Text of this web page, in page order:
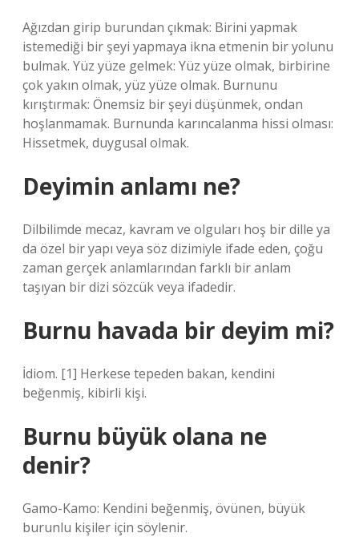
Ağızdan girip burundan çıkmak: Birini yapmak
istemediği bir şeyi yapmaya ikna etmenin bir yolunu
bulmak. Yüz yüze gelmek: Yüz yüze olmak, birbirine
çok yakın olmak, yüz yüze olmak. Burnunu
kırıştırmak: Önemsiz bir şeyi düşünmek, ondan
hoşlanmamak. Burnunda karıncalanma hissi olması:
Hissetmek, duygusal olmak.
Deyimin anlamı ne?
Dilbilimde mecaz, kavram ve olguları hoş bir dille ya
da özel bir yapı veya söz dizimiyle ifade eden, çoğu
zaman gerçek anlamlarından farklı bir anlam
taşıyan bir dizi sözcük veya ifadedir.
Burnu havada bir deyim mi?
İdiom. [1] Herkese tepeden bakan, kendini
beğenmiş, kibirli kişi.
Burnu büyük olana ne
denir?
Gamo-Kamo: Kendini beğenmiş, övünen, büyük
burunlu kişiler için söylenir.